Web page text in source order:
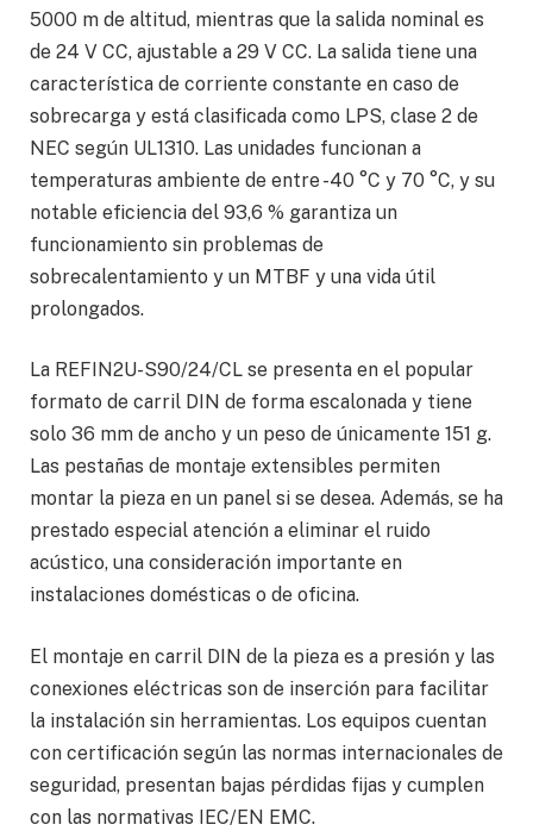
5000 m de altitud, mientras que la salida nominal es
de 24 V CC, ajustable a 29 V CC. La salida tiene una
característica de corriente constante en caso de
sobrecarga y está clasificada como LPS, clase 2 de
NEC según UL1310. Las unidades funcionan a
temperaturas ambiente de entre -40 °C y 70 °C, y su
notable eficiencia del 93,6 % garantiza un
funcionamiento sin problemas de
sobrecalentamiento y un MTBF y una vida útil
prolongados.
La REFIN2U-S90/24/CL se presenta en el popular
formato de carril DIN de forma escalonada y tiene
solo 36 mm de ancho y un peso de únicamente 151 g.
Las pestañas de montaje extensibles permiten
montar la pieza en un panel si se desea. Además, se ha
prestado especial atención a eliminar el ruido
acústico, una consideración importante en
instalaciones domésticas o de oficina.
El montaje en carril DIN de la pieza es a presión y las
conexiones eléctricas son de inserción para facilitar
la instalación sin herramientas. Los equipos cuentan
con certificación según las normas internacionales de
seguridad, presentan bajas pérdidas fijas y cumplen
con las normativas IEC/EN EMC.